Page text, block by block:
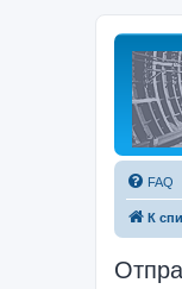
FAQ
К